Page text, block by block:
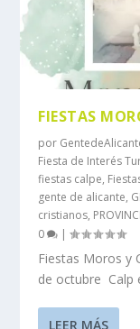
FIESTAS
por
Fiesta de Interés
fiestas calpe,
gente de alicante,
cristianos,
0
|
Fiestas Moros y
de octubre Calp
LEER MÁS